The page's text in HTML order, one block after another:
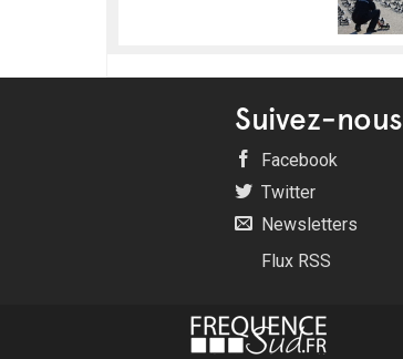
Suivez-nous
Facebook
Twitter
Newsletters
Flux RSS